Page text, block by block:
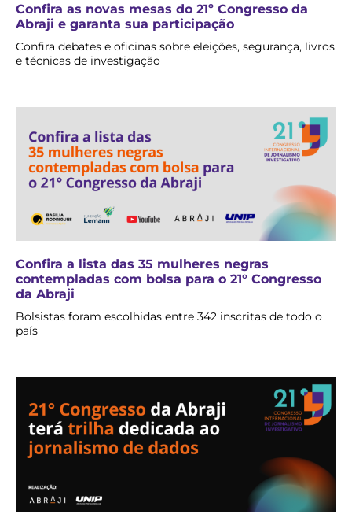
Confira as novas mesas do 21º Congresso da
Abraji e garanta sua participação
Confira debates e oficinas sobre eleições, segurança, livros
e técnicas de investigação
Confira a lista das 35 mulheres negras
contempladas com bolsa para o 21° Congresso
da Abraji
Bolsistas foram escolhidas entre 342 inscritas de todo o
país